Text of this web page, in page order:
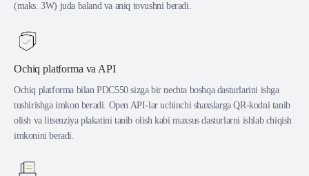
(maks. 3W) juda baland va aniq tovushni beradi.
Ochiq platforma va API
Ochiq platforma bilan PDC550 sizga bir nechta boshqa dasturlarini ishga
tushirishga imkon beradi. Open API-lar uchinchi shaxslarga QR-kodni tanib
olish va litsenziya plakatini tanib olish kabi maxsus dasturlarni ishlab chiqish
imkonini beradi.